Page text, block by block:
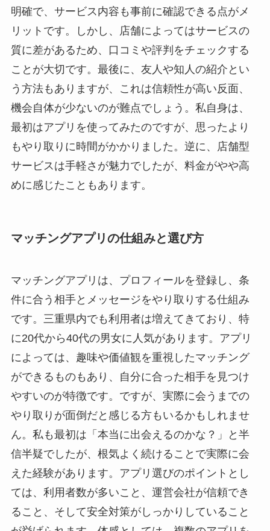
明確で、サービス内容も事前に確認できる点がメ
リットです。しかし、店舗によってはサービスの
質に差があるため、口コミや評判をチェックする
ことが大切です。最後に、友人や知人の紹介とい
う方法もありますが、これは信頼性が高い反面、
機会自体が少ないのが難点でしょう。私自身は、
最初はアプリを使ってみたのですが、思ったより
もやり取りに時間がかかりました。逆に、店舗型
サービスは手軽さが魅力でしたが、料金がやや高
めに感じたこともあります。
マッチングアプリの仕組みと選び方
マッチングアプリは、プロフィールを登録し、条
件に合う相手とメッセージをやり取りする仕組み
です。三重県内でも利用者は増えてきており、特
に20代から40代の男女に人気があります。アプリ
によっては、趣味や価値観を重視したマッチング
ができるものもあり、自分に合った相手を見つけ
やすいのが特徴です。ですが、実際に会うまでの
やり取りが面倒だと感じる方もいるかもしれませ
ん。私も最初は「本当に出会えるのかな？」と半
信半疑でしたが、根気よく続けることで実際に会
えた経験があります。アプリ選びのポイントとし
ては、利用者数が多いこと、運営会社が信頼でき
ること、そして安全対策がしっかりしていること